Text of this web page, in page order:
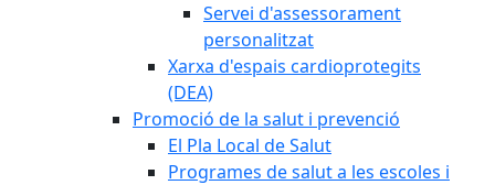
Servei d'assessorament
personalitzat
Xarxa d'espais cardioprotegits
(DEA)
Promoció de la salut i prevenció
El Pla Local de Salut
Programes de salut a les escoles i